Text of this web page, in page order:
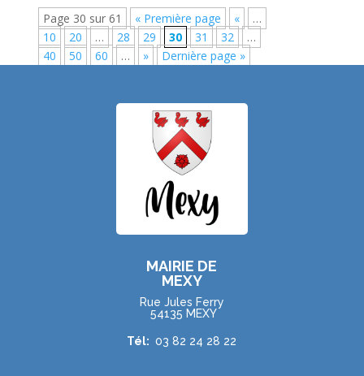
Page 30 sur 61 « Première page «
…
10
20 … 28 29 30 31 32
…
40
50 60 … » Dernière page »
MAIRIE DE
MEXY
Rue Jules Ferry
54135 MEXY
Tél: 03 82 24 28 22